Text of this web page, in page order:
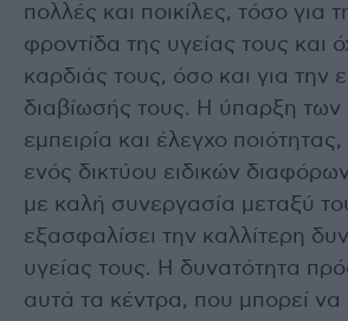
πολλές και ποικίλες, τόσο για
φροντίδα της υγείας τους και
καρδιάς τους, όσο και για την
διαβίωσής τους. Η ύπαρξη των
εμπειρία και έλεγχο
ενός δικτύου ειδικών
με καλή συνεργασία μεταξύ
εξασφαλίσει την καλλίτερη
υγείας τους. Η δυνατότητα
αυτά τα κέντρα, που μπορεί να